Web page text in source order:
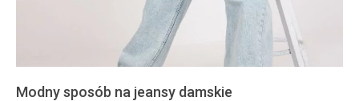
Modny sposób na jeansy damskie